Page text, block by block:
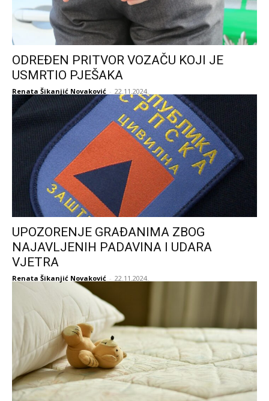
ODREĐEN PRITVOR VOZAČU KOJI JE
USMRTIO PJEŠAKA
Renata Šikanjić Novaković - 22.11.2024.
UPOZORENJE GRAĐANIMA ZBOG
NAJAVLJENIH PADAVINA I UDARA
VJETRA
Renata Šikanjić Novaković - 22.11.2024.